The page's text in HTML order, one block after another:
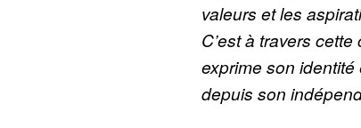
valeurs et les
C’est à travers
exprime son
depuis son